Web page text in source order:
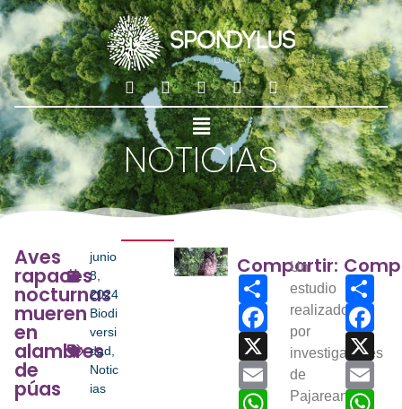
NOTICIAS
Aves
rapaces
nocturnas
mueren
en
alambres
de
púas
junio
8,
2024
Biodi
versi
dad,
Notic
ias
Compartir:
Share
Facebook
X
Email
WhatsApp
Un
estudio
realizado
por
investigadores
de
Pajareando
X